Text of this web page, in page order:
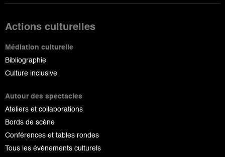
Actions culturelles
Médiation culturelle
Bibliographie
Culture inclusive
Autour des spectacles
Ateliers et collaborations
Bords de scène
Conférences et tables rondes
Tous les événements culturels